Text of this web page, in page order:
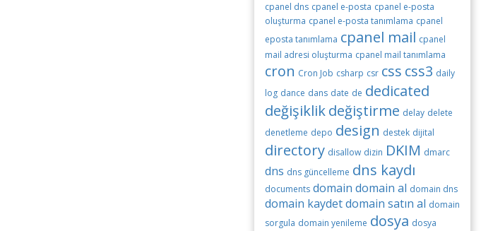
cpanel dns cpanel e-posta cpanel e-posta
oluşturma cpanel e-posta tanımlama cpanel
eposta tanımlama cpanel mail cpanel
mail adresi oluşturma cpanel mail tanımlama
cron Cron Job csharp csr css css3 daily
log dance dans date de dedicated
değişiklikdeğiştirme delay delete
denetleme depo design destek dijital
directory disallow dizin DKIM dmarc
dns dns güncelleme dns kaydı
documents domain domain al domain dns
domain kaydetdomain satın al domain
sorgula domain yenileme dosya dosya